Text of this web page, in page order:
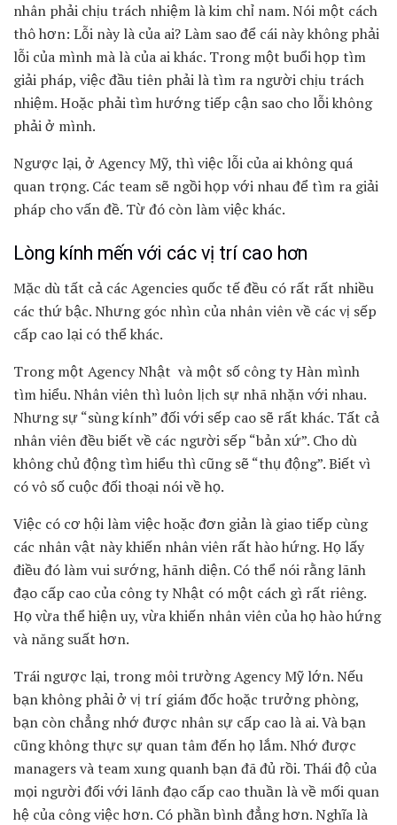
nhân phải chịu trách nhiệm là kim chỉ nam. Nói một cách
thô hơn: Lỗi này là của ai? Làm sao để cái này không phải
lỗi của mình mà là của ai khác. Trong một buổi họp tìm
giải pháp, việc đầu tiên phải là tìm ra người chịu trách
nhiệm. Hoặc phải tìm hướng tiếp cận sao cho lỗi không
phải ở mình.
Ngược lại, ở Agency Mỹ, thì việc lỗi của ai không quá
quan trọng. Các team sẽ ngồi họp với nhau để tìm ra giải
pháp cho vấn đề. Từ đó còn làm việc khác.
Lòng kính mến với các vị trí cao hơn
Mặc dù tất cả các Agencies quốc tế đều có rất rất nhiều
các thứ bậc. Nhưng góc nhìn của nhân viên về các vị sếp
cấp cao lại có thể khác.
Trong một Agency Nhật và một số công ty Hàn mình
tìm hiểu. Nhân viên thì luôn lịch sự nhã nhặn với nhau.
Nhưng sự “sùng kính” đối với sếp cao sẽ rất khác. Tất cả
nhân viên đều biết về các người sếp “bản xứ”. Cho dù
không chủ động tìm hiểu thì cũng sẽ “thụ động”. Biết vì
có vô số cuộc đối thoại nói về họ.
Việc có cơ hội làm việc hoặc đơn giản là giao tiếp cùng
các nhân vật này khiến nhân viên rất hào hứng. Họ lấy
điều đó làm vui sướng, hãnh diện. Có thể nói rằng lãnh
đạo cấp cao của công ty Nhật có một cách gì rất riêng.
Họ vừa thể hiện uy, vừa khiến nhân viên của họ hào hứng
và năng suất hơn.
Trái ngược lại, trong môi trường Agency Mỹ lớn. Nếu
bạn không phải ở vị trí giám đốc hoặc trưởng phòng,
bạn còn chẳng nhớ được nhân sự cấp cao là ai. Và bạn
cũng không thực sự quan tâm đến họ lắm. Nhớ được
managers và team xung quanh bạn đã đủ rồi. Thái độ của
mọi người đối với lãnh đạo cấp cao thuần là về mối quan
hệ của công việc hơn. Có phần bình đẳng hơn. Nghĩa là